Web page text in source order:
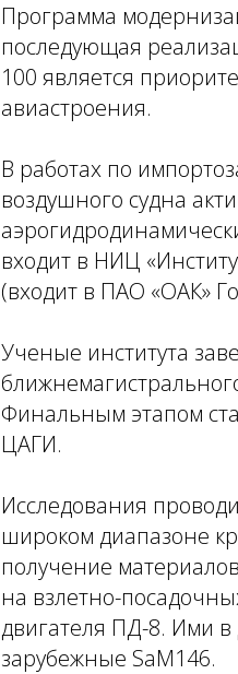
Программа
последующая
100 является
авиастроения.
В работах по
воздушного судна
входит в НИЦ
(входит в ПАО «ОАК»
Ученые института
Финальным этапом
ЦАГИ.
Исследования
широком диапазоне
получение
на взлетно-
двигателя ПД-8. Ими
зарубежные SaM146.